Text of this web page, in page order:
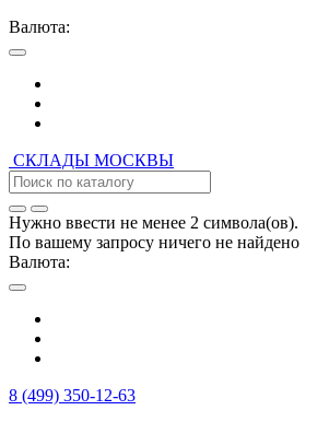
Валюта:
СКЛАДЫ МОСКВЫ
Нужно ввести не менее 2 символа(ов).
По вашему запросу ничего не найдено
Валюта:
8 (499) 350-12-63